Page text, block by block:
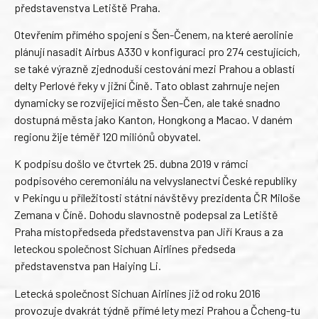
představenstva Letiště Praha.
Otevřením přímého spojení s Šen-Čenem, na které aerolinie
plánují nasadit Airbus A330 v konfiguraci pro 274 cestujících,
se také výrazně zjednoduší cestování mezi Prahou a oblastí
delty Perlové řeky v jižní Číně. Tato oblast zahrnuje nejen
dynamicky se rozvíjející město Šen-Čen, ale také snadno
dostupná města jako Kanton, Hongkong a Macao. V daném
regionu žije téměř 120 miliónů obyvatel.
K podpisu došlo ve čtvrtek 25. dubna 2019 v rámci
podpisového ceremoniálu na velvyslanectví České republiky
v Pekingu u příležitosti státní návštěvy prezidenta ČR Miloše
Zemana v Číně. Dohodu slavnostně podepsal za Letiště
Praha místopředseda představenstva pan Jiří Kraus a za
leteckou společnost Sichuan Airlines předseda
představenstva pan Haiying Li.
Letecká společnost Sichuan Airlines již od roku 2016
provozuje dvakrát týdně přímé lety mezi Prahou a Čcheng-tu